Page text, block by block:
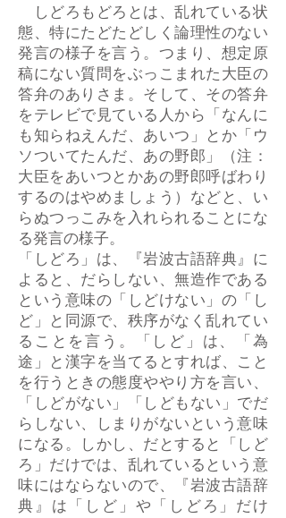
しどろもどろとは、乱れている状
態、特にたどたどしく論理性のない
発言の様子を言う。つまり、想定原
稿にない質問をぶっこまれた大臣の
答弁のありさま。そして、その答弁
をテレビで見ている人から「なんに
も知らねえんだ、あいつ」とか「ウ
ソついてたんだ、あの野郎」（注：
大臣をあいつとかあの野郎呼ばわり
するのはやめましょう）などと、い
らぬつっこみを入れられることにな
る発言の様子。
「しどろ」は、『岩波古語辞典』に
よると、だらしない、無造作である
という意味の「しどけない」の「し
ど」と同源で、秩序がなく乱れてい
ることを言う。「しど」は、「為
途」と漢字を当てるとすれば、こと
を行うときの態度ややり方を言い、
「しどがない」「しどもない」でだ
らしない、しまりがないという意味
になる。しかし、だとすると「しど
ろ」だけでは、乱れているという意
味にはならないので、『岩波古語辞
典』は「しど」や「しどろ」だけ